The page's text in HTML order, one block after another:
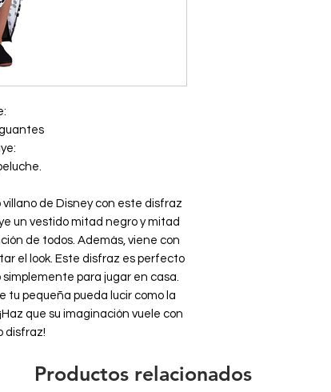
de Disney con este disfraz
un vestido mitad negro y mitad
de todos. Además, viene con
el look. Este disfraz es perfecto
para jugar en casa.
tu pequeña pueda lucir como la
que su imaginación vuele con
disfraz!
Productos relacionados